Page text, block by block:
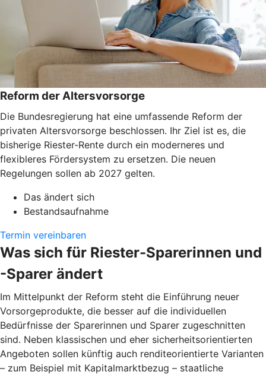
Reform der Altersvorsorge
Die Bundesregierung hat eine umfassende Reform der
privaten Altersvorsorge beschlossen. Ihr Ziel ist es, die
bisherige Riester-Rente durch ein moderneres und
flexibleres Fördersystem zu ersetzen. Die neuen
Regelungen sollen ab 2027 gelten.
Das ändert sich
Bestandsaufnahme
Termin vereinbaren
Was sich für Riester-Sparerinnen und
-Sparer ändert
Im Mittelpunkt der Reform steht die Einführung neuer
Vorsorgeprodukte, die besser auf die individuellen
Bedürfnisse der Sparerinnen und Sparer zugeschnitten
sind. Neben klassischen und eher sicherheitsorientierten
Angeboten sollen künftig auch renditeorientierte Varianten
– zum Beispiel mit Kapitalmarktbezug – staatliche